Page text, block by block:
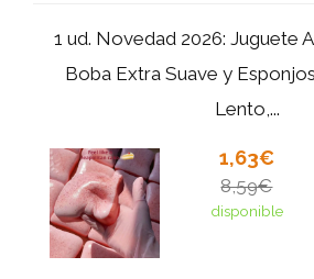
1 ud. Novedad 2026: Juguete
Boba Extra Suave y
Lento,...
1,63€
8,59€
disponible